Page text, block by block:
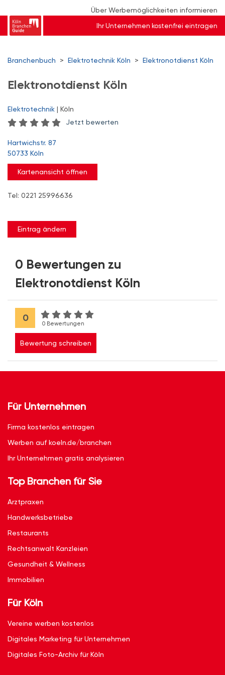
Über Werbemöglichkeiten informieren
Ihr Unternehmen kostenfrei eintragen
Branchenbuch > Elektrotechnik Köln > Elektronotdienst Köln
Elektronotdienst Köln
Elektrotechnik | Köln
Jetzt bewerten
Hartwichstr. 87
50733 Köln
Kartenansicht öffnen
Tel: 0221 25996636
Eintrag ändern
0 Bewertungen zu
Elektronotdienst Köln
0
0 Bewertungen
Bewertung schreiben
Für Unternehmen
Firma kostenlos eintragen
Werben auf koeln.de/branchen
Ihr Unternehmen gratis analysieren
Top Branchen für Sie
Arztpraxen
Handwerksbetriebe
Restaurants
Rechtsanwalt Kanzleien
Gesundheit & Wellness
Immobilien
Für Köln
Vereine werben kostenlos
Digitales Marketing für Unternehmen
Digitales Foto-Archiv für Köln